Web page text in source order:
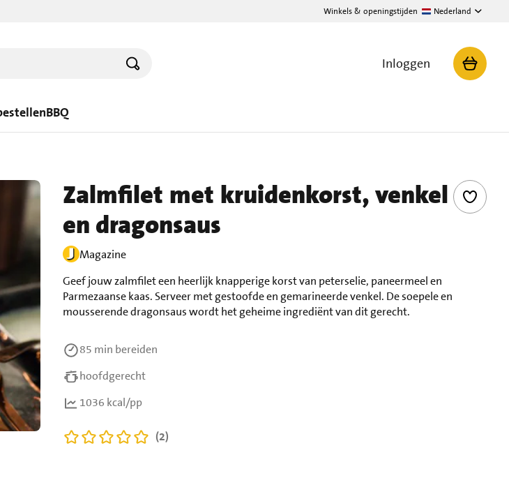
Winkels & openingstijden Nederland
Inloggen
BBQ
Zalmfilet met kruidenkorst, venkel
en dragonsaus
Magazine
Geef jouw zalmfilet een heerlijk knapperige korst van peterselie, paneermeel en
Parmezaanse kaas. Serveer met gestoofde en gemarineerde venkel. De soepele en
mousserende dragonsaus wordt het geheime ingrediënt van dit gerecht.
85 min bereiden
hoofdgerecht
1036 kcal/pp
(2)